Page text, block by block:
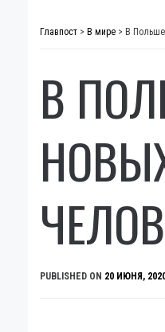
Главпост > В мире > В
В
PUBLISHED ON 20 ИЮНЯ,